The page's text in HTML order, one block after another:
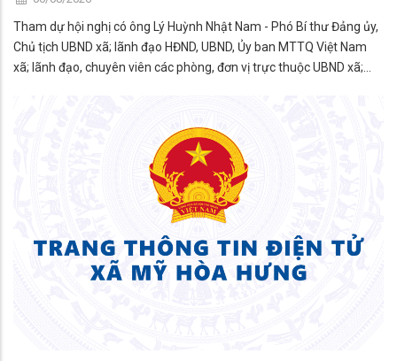
Tham dự hội nghị có ông Lý Huỳnh Nhật Nam - Phó Bí thư Đảng ủy,
Chủ tịch UBND xã; lãnh đạo HĐND, UBND, Ủy ban MTTQ Việt Nam
xã; lãnh đạo, chuyên viên các phòng, đơn vị trực thuộc UBND xã;